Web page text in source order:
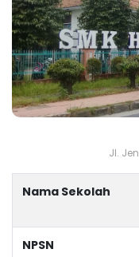
Jl.
Nama Sekolah
NPSN